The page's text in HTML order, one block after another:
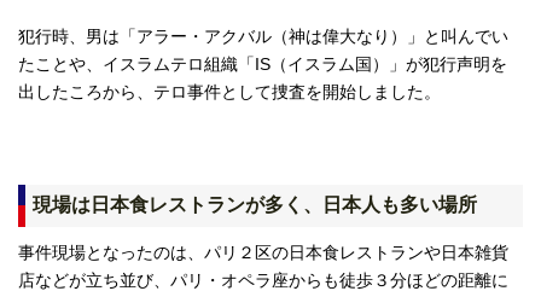
犯行時、男は「アラー・アクバル（神は偉大なり）」と叫んでい
たことや、イスラムテロ組織「IS（イスラム国）」が犯行声明を
出したころから、テロ事件として捜査を開始しました。
現場は日本食レストランが多く、日本人も多い場所
事件現場となったのは、パリ２区の日本食レストランや日本雑貨
店などが立ち並び、パリ・オペラ座からも徒歩３分ほどの距離に